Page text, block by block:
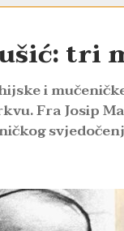
tri
i
Fra Josip